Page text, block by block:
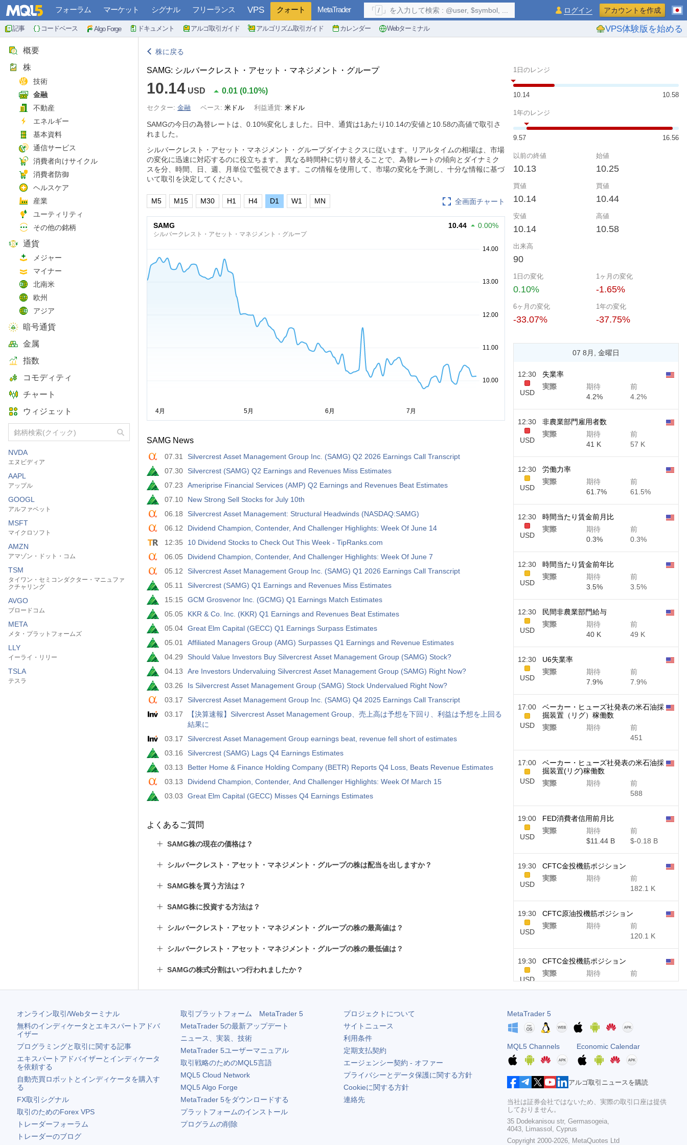
フォーラム マーケット シグナル フリーランス VPS クォート MetaTrader
記事 コードベース Algo Forge ドキュメント アルゴ取引ガイド アルゴリズム取引ガイド カレンダー Webターミナル VPS体験版を始める
「 / 」を入力して検索 : @user, $symbol, ... ログイン アカウントを作成
概要
株
技術
金融
不動産
エネルギー
基本資料
通信サービス
消費者向けサイクル
消費者防御
ヘルスケア
産業
ユーティリティ
その他の銘柄
通貨
メジャー
マイナー
北南米
欧州
アジア
暗号通貨
金属
指数
コモディティ
チャート
ウィジェット
NVDA
エヌビディア
AAPL
アップル
GOOGL
アルファベット
MSFT
マイクロソフト
AMZN
アマゾン・ドット・コム
TSM
タイワン・セミコンダクター・マニュファ
クチャリング
AVGO
ブロードコム
META
メタ・プラットフォームズ
LLY
イーライ・リリー
TSLA
テスラ
株に戻る
SAMG: シルバークレスト・アセット・マネジメント・グループ
10.14 USD 0.01 (0.10%)
セクター: 金融 ベース: 米ドル 利益通貨: 米ドル
SAMGの今日の為替レートは、 0.10%変化しました。日中、通貨は1あたり10.14の安値と10.58の高値で取引さ
れました。
シルバークレスト・アセット・マネジメント・グループダイナミクスに従います。リアルタイムの相場は、市場
の変化に迅速に対応するのに役立ちます。 異なる時間枠に切り替えることで、為替レートの傾向とダイナミク
スを分、時間、日、週、月単位で監視できます。この情報を使用して、市場の変化を予測し、十分な情報に基づ
いて取引を決定してください。
全画面チャート
M5 M15 M30 H1 H4 D1 W1 MN
SAMG
シルバークレスト・アセット・マネジメント・グループ
10.44 0.00%
SAMG News
07.31
Silvercrest Asset Management Group Inc. (SAMG) Q2 2026 Earnings Call Transcript
07.30
Silvercrest (SAMG) Q2 Earnings and Revenues Miss Estimates
07.23
Ameriprise Financial Services (AMP) Q2 Earnings and Revenues Beat Estimates
07.10
New Strong Sell Stocks for July 10th
06.18
Silvercrest Asset Management: Structural Headwinds (NASDAQ:SAMG)
06.12
Dividend Champion, Contender, And Challenger Highlights: Week Of June 14
12:35
10 Dividend Stocks to Check Out This Week - TipRanks.com
06.05
Dividend Champion, Contender, And Challenger Highlights: Week Of June 7
05.12
Silvercrest Asset Management Group Inc. (SAMG) Q1 2026 Earnings Call Transcript
05.11
Silvercrest (SAMG) Q1 Earnings and Revenues Miss Estimates
15:15
GCM Grosvenor Inc. (GCMG) Q1 Earnings Match Estimates
05.05
KKR & Co. Inc. (KKR) Q1 Earnings and Revenues Beat Estimates
05.04 Great Elm Capital (GECC) Q1 Earnings Surpass Estimates
05.01
Affiliated Managers Group (AMG) Surpasses Q1 Earnings and Revenue Estimates
04.29
Should Value Investors Buy Silvercrest Asset Management Group (SAMG) Stock?
04.13
Are Investors Undervaluing Silvercrest Asset Management Group (SAMG) Right Now?
03.26
Is Silvercrest Asset Management Group (SAMG) Stock Undervalued Right Now?
03.17
Silvercrest Asset Management Group Inc. (SAMG) Q4 2025 Earnings Call Transcript
03.17
【決算速報】Silvercrest Asset Management Group、売上高は予想を下回り、利益は予想を上回る
結果に
03.17
Silvercrest Asset Management Group earnings beat, revenue fell short of estimates
03.16
Silvercrest (SAMG) Lags Q4 Earnings Estimates
03.13
Better Home & Finance Holding Company (BETR) Reports Q4 Loss, Beats Revenue Estimates
03.13
Dividend Champion, Contender, And Challenger Highlights: Week Of March 15
03.03
Great Elm Capital (GECC) Misses Q4 Earnings Estimates
よくあるご質問
SAMG株の現在の価格は？
シルバークレスト・アセット・マネジメント・グループの株は配当を出しますか？
SAMG株を買う方法は？
SAMG株に投資する方法は？
シルバークレスト・アセット・マネジメント・グループの株の最高値は？
シルバークレスト・アセット・マネジメント・グループの株の最低値は？
SAMGの株式分割はいつ行われましたか？
1日のレンジ
10.14 10.58
1年のレンジ
9.57 16.56
以前の終値
10.13
始値
10.25
買値
10.14
買値
10.44
安値
10.14
高値
10.58
出来高
90
1日の変化
0.10%
1ヶ月の変化
-1.65%
6ヶ月の変化
-33.07%
1年の変化
-37.75%
07 8月, 金曜日
12:30
USD
失業率
実際
期待
4.2%
前
4.2%
12:30
USD
非農業部門雇用者数
実際
期待
41 K
前
57 K
12:30
USD
労働力率
実際
期待
61.7%
前
61.5%
12:30
USD
時間当たり賃金前月比
実際
期待
0.3%
前
0.3%
12:30
USD
時間当たり賃金前年比
実際
期待
3.5%
前
3.5%
12:30
USD
民間非農業部門給与
実際
期待
40 K
前
49 K
12:30
USD
U6失業率
実際
期待
7.9%
前
7.9%
17:00
USD
ベーカー・ヒューズ社発表の米石油採
掘装置（リグ）稼働数
実際
期待
前
451
17:00
USD
ベーカー・ヒューズ社発表の米石油採
掘装置(リグ)稼働数
実際
期待
前
588
19:00
USD
FED消費者信用前月比
実際
期待
$​11.44 B
前
$​-0.18 B
19:30
USD
CFTC金投機筋ポジション
実際
期待
前
182.1 K
19:30
USD
CFTC原油投機筋ポジション
実際
期待
前
120.1 K
19:30
USD
CFTC金投機筋ポジション
実際
期待
前
-17.2 K
USD
実際
期待
4.9 K
オンライン取引/Webターミナル
無料のインディケータとエキスパートアドバ
イザー
プログラミングと取引に関する記事
エキスパートアドバイザーとインディケータ
を依頼する
自動売買ロボットとインディケータを購入す
る
FX取引シグナル
取引のためのForex VPS
トレーダーフォーラム
トレーダーのブログ
取引プラットフォーム MetaTrader 5
MetaTrader 5の最新アップデート
ニュース、実装、技術
MetaTrader 5ユーザーマニュアル
取引戦略のためのMQL5言語
MQL5 Cloud Network
MQL5 Algo Forge
MetaTrader 5をダウンロードする
プラットフォームのインストール
プログラムの削除
プロジェクトについて
サイトニュース
利用条件
定期支払契約
エージェンシー契約 - オファー
プライバシーとデータ保護に関する方針
Cookieに関する方針
連絡先
MetaTrader 5
MQL5 Channels Economic Calendar
アルゴ取引ニュースを購読
当社は証券会社ではないため、実際の取引口座は提供
しておりません。
35 Dodekanisou str, Germasogeia,
4043, Limassol, Cyprus
Copyright 2000-2026, MetaQuotes Ltd